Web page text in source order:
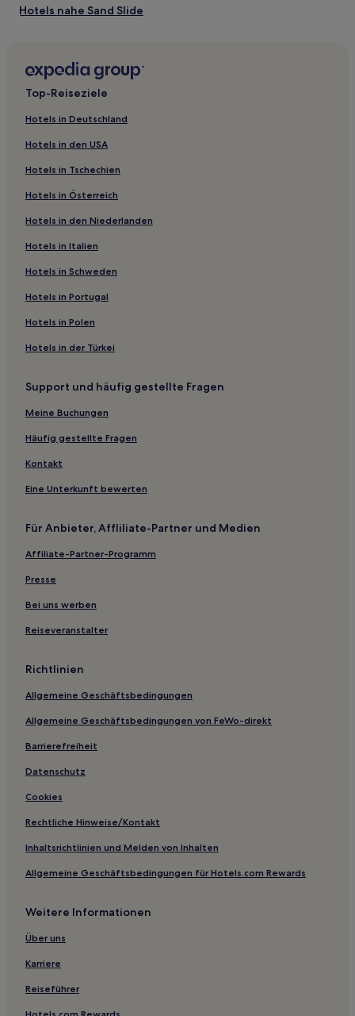
Hotels nahe Sand Slide
Rankin Hotels
Hotels nahe Hallie Stillwell Hall of Fame Museum
Presidio County: Hotels
Hotels nahe Northside Park
Hotels nahe The Horseshoe Midland County Multipurpose
Sanderson Hotels
Ozona Hotels
Hotels nahe McCamey Park
Hotels mit Pool in Fort Stockton
Hotels mit Parkplatz in Midland
Hotels mit Pool in Midland
Günstige in Big Bend
Haustierfreundliche in Big Bend
Top-Reiseziele
Hotels in Deutschland
Hotels in den USA
Hotels in Tschechien
Hotels in Österreich
Hotels in den Niederlanden
Hotels in Italien
Hotels in Schweden
Hotels in Portugal
Hotels in Polen
Hotels in der Türkei
Support und häufig gestellte Fragen
Meine Buchungen
Häufig gestellte Fragen
Kontakt
Eine Unterkunft bewerten
Für Anbieter, Affliliate-Partner und Medien
Affiliate-Partner-Programm
Presse
Bei uns werben
Reiseveranstalter
Richtlinien
Allgemeine Geschäftsbedingungen
Allgemeine Geschäftsbedingungen von FeWo-direkt
Barrierefreiheit
Datenschutz
Cookies
Rechtliche Hinweise/Kontakt
Inhaltsrichtlinien und Melden von Inhalten
Allgemeine Geschäftsbedingungen für Hotels.com Rewards
Weitere Informationen
Über uns
Karriere
Reiseführer